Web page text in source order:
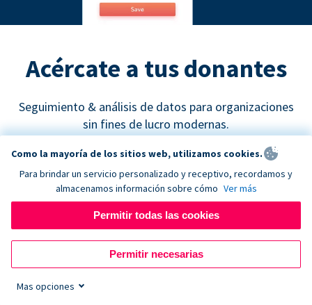
Acércate a tus donantes
Seguimiento & análisis de datos para organizaciones
sin fines de lucro modernas.
Google Analytics
Descubre cuáles son los canales de recaudación de
fondos más efectivos y empieza a tomar decisiones
Como la mayoría de los sitios web, utilizamos cookies.
Para brindar un servicio personalizado y receptivo, recordamos y
almacenamos información sobre cómo Ver más
Permitir todas las cookies
Permitir necesarias
Mas opciones